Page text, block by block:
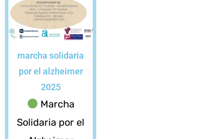
marcha solidaria
por el alzheimer
2025
Marcha
Solidaria por el